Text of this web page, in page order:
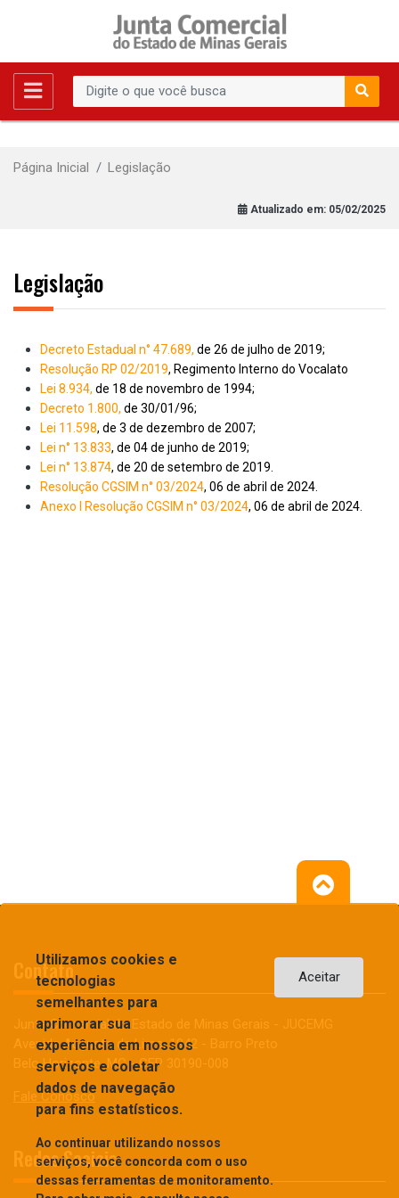
Página Inicial Legislação
Atualizado em: 05/02/2025
Legislação
Decreto Estadual n° 47.689, de 26 de julho de 2019;
Resolução RP 02/2019, Regimento Interno do Vocalato
Lei 8.934, de 18 de novembro de 1994;
Decreto 1.800, de 30/01/96;
Lei 11.598, de 3 de dezembro de 2007;
Lei n° 13.833, de 04 de junho de 2019;
Lei n° 13.874, de 20 de setembro de 2019.
Resolução CGSIM n° 03/2024, 06 de abril de 2024.
Anexo I Resolução CGSIM n° 03/2024, 06 de abril de 2024.
Contato
Junta Comercial do Estado de Minas Gerais - JUCEMG
Avenida Augusto de Lima, 1942 - Barro Preto
Belo Horizonte, MG - CEP 30190-008
Fale Conosco
Redes Sociais
Utilizamos cookies e
tecnologias
semelhantes para
aprimorar sua
experiência em nossos
serviços e coletar
dados de navegação
para fins estatísticos.
Ao continuar utilizando nossos
serviços, você concorda com o uso
dessas ferramentas de monitoramento.
Aceitar